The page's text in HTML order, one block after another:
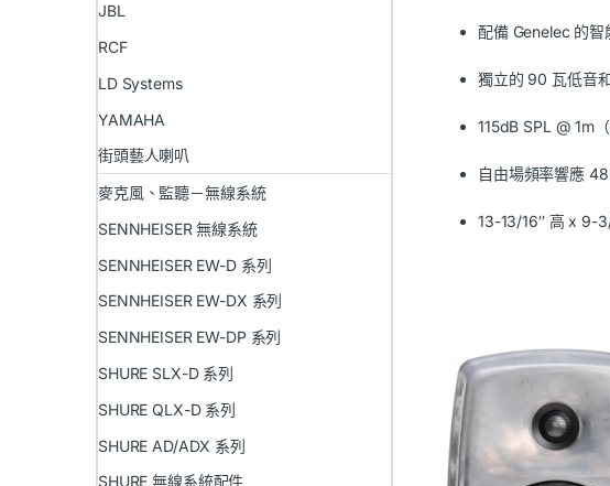
配備 Genelec 的
獨立的 90 瓦低音
115dB SPL @ 1m
自由場頻率響應
13-13/16″ 高 x 9-
JBL
RCF
LD Systems
YAMAHA
街頭藝人喇叭
麥克風、監聽－無線系統
SENNHEISER 無線系統
SENNHEISER EW-D 系列
SENNHEISER EW-DX 系列
SENNHEISER EW-DP 系列
SHURE SLX-D 系列
SHURE QLX-D 系列
SHURE AD/ADX 系列
SHURE 無線系統配件